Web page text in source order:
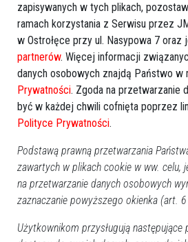
Prod. USA 2026, thriller/sci-fi, 145
Gdybyś dowiedział się, że nie
zapisywanych w tych plikach,
ramach korzystania z Serwisu przez
w Ostrołęce przy ul. Nasypowa 7 oraz
partnerów. Więcej informacji
danych osobowych znajdą Państwo w
Prywatności. Zgoda na przetwarzanie
być w każdej chwili cofnięta poprzez
Polityce Prywatności.
Podstawą prawną przetwarzania
zawartych w plikach cookie w ww. celu,
na przetwarzanie danych osobowych
zaznaczanie powyższego okienka (art.
Użytkownikom przysługują następujące